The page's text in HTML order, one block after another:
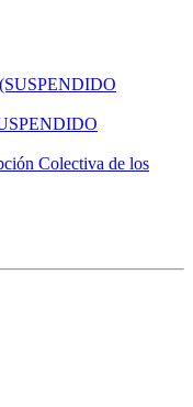
Colectiva de los